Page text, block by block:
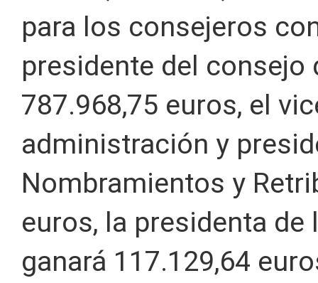
para los consejeros
presidente del
787.968,75 euros, el
administración y
Nombramientos y
euros, la presidenta
ganará 117.129,64